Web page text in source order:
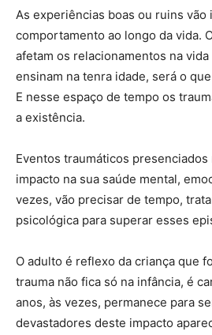
As experiências boas ou ruins vão
comportamento ao longo da vida.
afetam os relacionamentos na
ensinam na tenra idade, será o
E nesse espaço de tempo os
a existência.
Eventos traumáticos
impacto na sua saúde mental,
vezes, vão precisar de tempo,
psicológica para superar esses
O adulto é reflexo da criança que
trauma não fica só na infância, é
anos, às vezes, permanece para
devastadores deste impacto